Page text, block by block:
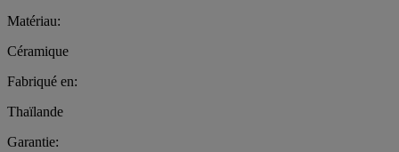
Matériau:
Céramique
Fabriqué en:
Thaïlande
Garantie: